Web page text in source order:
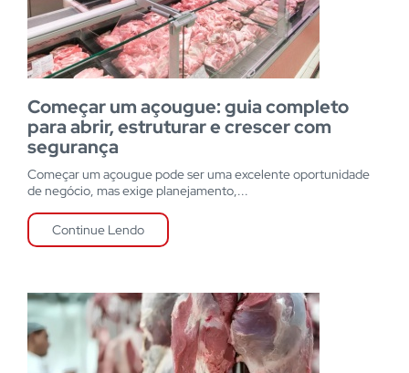
Começar um açougue: guia completo
para abrir, estruturar e crescer com
segurança
Começar um açougue pode ser uma excelente oportunidade
de negócio, mas exige planejamento,...
Continue Lendo